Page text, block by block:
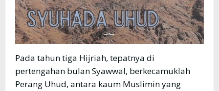
Pada tahun tiga Hijriah, tepatnya di
pertengahan bulan Syawwal, berkecamuklah
Perang Uhud, antara kaum Muslimin yang